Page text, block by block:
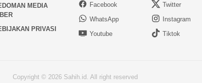
MEDIA
PRIVASI
Facebook Twitter
WhatsApp
Instagram
Youtube
Tiktok
Copyright © 2026 Sahih.id. All right reserved